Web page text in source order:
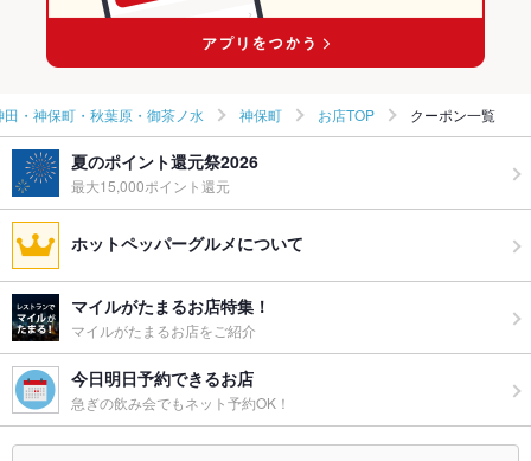
神保町駅 × スペインバル・イタリアンバール
田・神保町・秋葉原・御茶ノ水 神保町 お店TOP クーポン一覧
夏のポイント還元祭2026
最大15,000ポイント還元
ホットペッパーグルメについて
マイルがたまるお店特集！
マイルがたまるお店をご紹介
今日明日予約できるお店
急ぎの飲み会でもネット予約OK！